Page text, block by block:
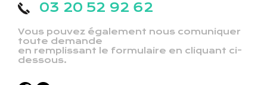
03 20 52 92 62
Vous pouvez également nous comuniquer
toute demande
en remplissant le formulaire en cliquant ci-
dessous.